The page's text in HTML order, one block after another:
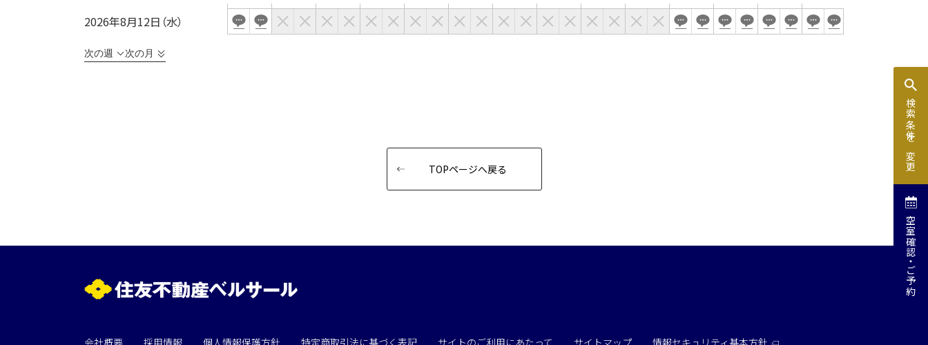
2026年8月12日（水）
次の週 次の月
TOPページへ戻る 検索条件を変更
空室確認
ご予約